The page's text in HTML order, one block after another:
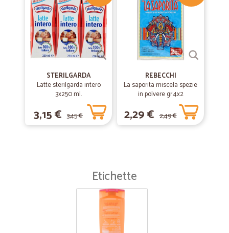
STERILGARDA
Latte sterilgarda intero
3x250 ml.
3,15 € 3,45 €
REBECCHI
La saporita miscela spezie
in polvere gr.4x2
2,29 € 2,49 €
Etichette